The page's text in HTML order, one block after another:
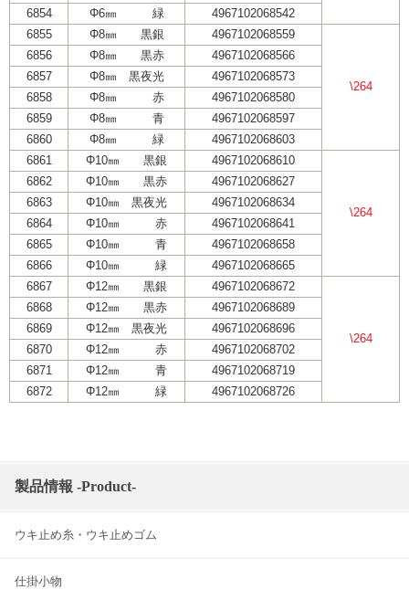
6854
Φ6㎜ 緑
4967102068542
6855
Φ8㎜ 黒銀 4967102068559
\264
6856 Φ8㎜ 黒赤
4967102068566
6857
Φ8㎜ 黒夜光
4967102068573
6858
Φ8㎜ 赤
4967102068580
6859
Φ8㎜ 青
4967102068597
6860
Φ8㎜ 緑
4967102068603
6861
Φ10㎜ 黒銀 4967102068610
\264
6862 Φ10㎜ 黒赤
4967102068627
6863
Φ10㎜ 黒夜光
4967102068634
6864
Φ10㎜ 赤
4967102068641
6865
Φ10㎜ 青
4967102068658
6866
Φ10㎜ 緑
4967102068665
6867
Φ12㎜ 黒銀 4967102068672
\264
6868 Φ12㎜ 黒赤
4967102068689
6869
Φ12㎜ 黒夜光
4967102068696
6870
Φ12㎜ 赤
4967102068702
6871
Φ12㎜ 青
4967102068719
6872
Φ12㎜ 緑 4967102068726
製品情報 -Product-
ウキ止め糸・ウキ止めゴム
仕掛小物